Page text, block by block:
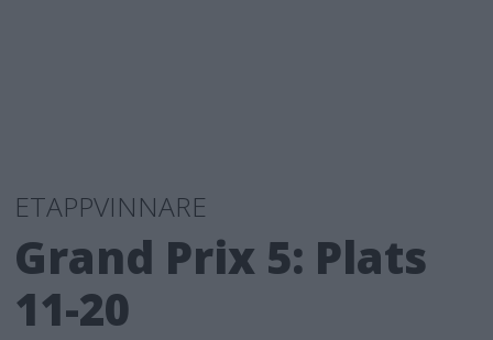
ETAPPVINNARE
Grand Prix 5: Plats
11-20